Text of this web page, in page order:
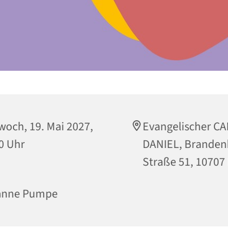
19. Mai 2027,
Uhr
Evangelischer
DANIEL,
Straße 51,
Pumpe